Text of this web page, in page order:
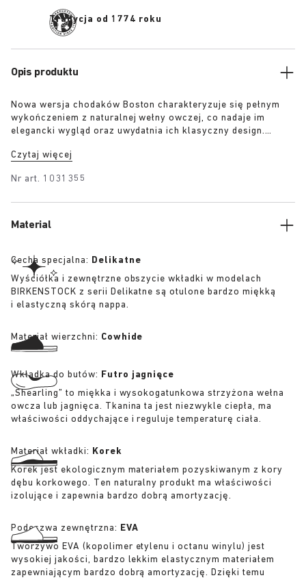
Tradycja od 1774 roku
Opis produktu
Nowa wersja chodaków Boston charakteryzuje się pełnym
wykończeniem z naturalnej wełny owczej, co nadaje im
elegancki wygląd oraz uwydatnia ich klasyczny design.
model wyróżnia się srebrną klamrą 1774 w edycji specjalnej.
BIRKENSTOCK i wyściełany tą samą owczą wełną, z
obuwia BIRKENSTOCK.
Czytaj więcej
Nr art. 1031355
Material
Cecha specjalna: Delikatne
Wyściółka i zewnętrzne obszycie wkładki w modelach
BIRKENSTOCK z serii Delikatne są otulone bardzo miękką
i elastyczną skórą nappa.
Materiał wierzchni: Cowhide
Wkładka do butów: Futro jagnięce
„Shearling” to miękka i wysokogatunkowa strzyżona wełna
owcza lub jagnięca. Tkanina ta jest niezwykle ciepła, ma
właściwości oddychające i reguluje temperaturę ciała.
Materiał wkładki: Korek
Korek jest ekologicznym materiałem pozyskiwanym z kory
dębu korkowego. Ten naturalny produkt ma właściwości
izolujące i zapewnia bardzo dobrą amortyzację.
Podeszwa zewnętrzna: EVA
Tworzywo EVA (kopolimer etylenu i octanu winylu) jest
wysokiej jakości, bardzo lekkim elastycznym materiałem
zapewniającym bardzo dobrą amortyzację. Dzięki temu